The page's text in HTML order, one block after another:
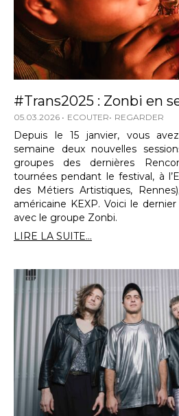
#Trans2025 : Zonbi en
05.03.2026 ECOUTER REGARDER
Depuis le 15 janvier, vous
semaine deux nouvelles
groupes des dernières
tournées pendant le festival, à
des Métiers Artistiques,
américaine KEXP. Voici le
avec le groupe Zonbi.
LIRE LA SUITE...